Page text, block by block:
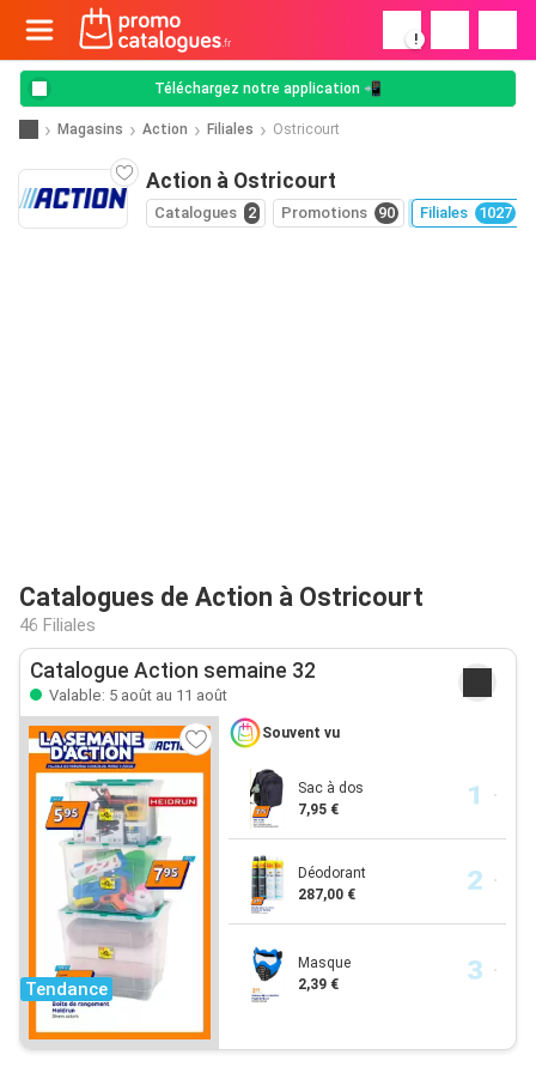
!
Téléchargez notre application 📲
Magasins Action Filiales Ostricourt
Action à Ostricourt
Catalogues 2 Promotions 90 Filiales 1027
Catalogues de Action à Ostricourt
46 Filiales
Catalogue Action semaine 32
Valable: 5 août au 11 août
Tendance
Souvent vu
Sac à dos
7,95 €
Déodorant
287,00 €
Masque
2,39 €